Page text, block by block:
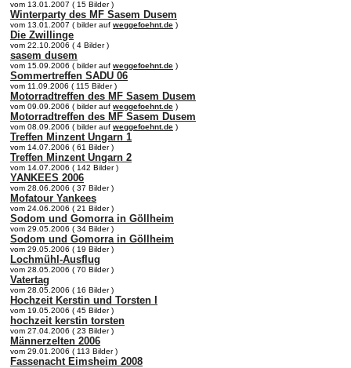
vom 13.01.2007 ( 15 Bilder )
Winterparty des MF Sasem Dusem
vom 13.01.2007 ( bilder auf weggefoehnt.de )
Die Zwillinge
vom 22.10.2006 ( 4 Bilder )
sasem dusem
vom 15.09.2006 ( bilder auf weggefoehnt.de )
Sommertreffen SADU 06
vom 11.09.2006 ( 115 Bilder )
Motorradtreffen des MF Sasem Dusem
vom 09.09.2006 ( bilder auf weggefoehnt.de )
Motorradtreffen des MF Sasem Dusem
vom 08.09.2006 ( bilder auf weggefoehnt.de )
Treffen Minzent Ungarn 1
vom 14.07.2006 ( 61 Bilder )
Treffen Minzent Ungarn 2
vom 14.07.2006 ( 142 Bilder )
YANKEES 2006
vom 28.06.2006 ( 37 Bilder )
Mofatour Yankees
vom 24.06.2006 ( 21 Bilder )
Sodom und Gomorra in Göllheim
vom 29.05.2006 ( 34 Bilder )
Sodom und Gomorra in Göllheim
vom 29.05.2006 ( 19 Bilder )
Lochmühl-Ausflug
vom 28.05.2006 ( 70 Bilder )
Vatertag
vom 28.05.2006 ( 16 Bilder )
Hochzeit Kerstin und Torsten I
vom 19.05.2006 ( 45 Bilder )
hochzeit kerstin torsten
vom 27.04.2006 ( 23 Bilder )
Männerzelten 2006
vom 29.01.2006 ( 113 Bilder )
Fassenacht Eimsheim 2008